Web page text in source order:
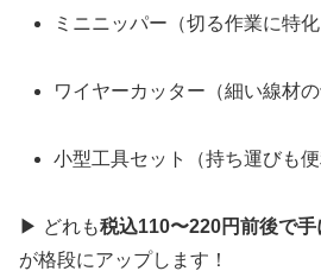
ミニニッパー（切る作業に特化
ワイヤーカッター（細い線材の
小型工具セット（持ち運びも便
▶ どれも税込110〜220円前後で手
が格段にアップします！